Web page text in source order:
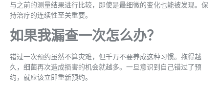
与之前的测量结果进行比较，即使是最细微的变化也能被发现。保
持治疗的连续性至关重要。
如果我漏查一次怎么办？
错过一次预约虽然不算灾难，但千万不要养成这种习惯。拖得越
久，细菌再次造成损害的机会就越多。一旦意识到自己错过了预
约，就应该立即重新预约。